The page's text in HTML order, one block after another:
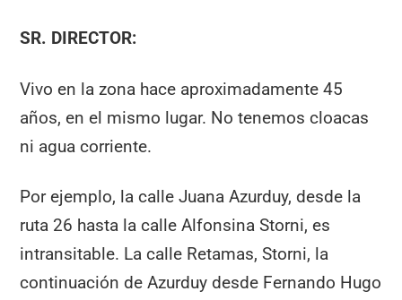
b
o
k
p
SR. DIRECTOR:
Vivo en la zona hace aproximadamente 45
años, en el mismo lugar. No tenemos cloacas
ni agua corriente.
Por ejemplo, la calle Juana Azurduy, desde la
ruta 26 hasta la calle Alfonsina Storni, es
intransitable. La calle Retamas, Storni, la
continuación de Azurduy desde Fernando Hugo